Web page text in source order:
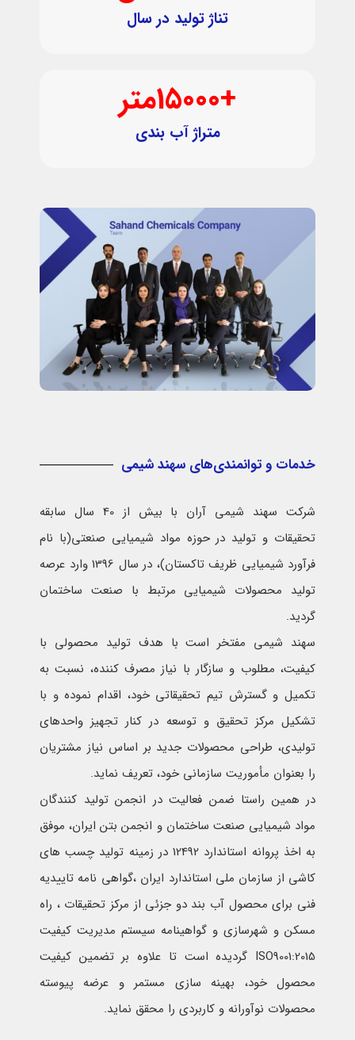
تناژ تولید در سال
متراژ آب بندی
+
15000متر
خدمات و توانمندی‌های سهند شیمی
شرکت سهند شیمی آران با بیش از 40 سال سابقه
تحقیقات و تولید در حوزه مواد شیمیایی صنعتی(با نام
فرآورد شیمیایی ظریف تاکستان)، در سال 1396 وارد عرصه
تولید محصولات شیمیایی مرتبط با صنعت ساختمان
گردید.
سهند شیمی مفتخر است با هدف تولید محصولی با
کیفیت، مطلوب و سازگار با نیاز مصرف کننده، نسبت به
تکمیل و گسترش تیم تحقیقاتی خود، اقدام نموده و با
تشکیل مرکز تحقیق و توسعه در کنار تجهیز واحدهای
تولیدی، طراحی محصولات جدید بر اساس نیاز مشتریان
را بعنوان مأموریت سازمانی خود، تعریف نماید.
در همین راستا ضمن فعالیت در انجمن تولید کنندگان
مواد شیمیایی صنعت ساختمان و انجمن بتن ایران، موفق
به اخذ پروانه استاندارد 12492 در زمینه تولید چسب های
کاشی از سازمان ملی استاندارد ایران ،گواهی نامه تاییدیه
فنی برای محصول آب بند دو جزئی از مرکز تحقیقات ، راه
مسکن و شهرسازی و گواهینامه سیستم مدیریت کیفیت
ISO9001:2015 گردیده است تا علاوه بر تضمین کیفیت
محصول خود، بهینه سازی مستمر و عرضه پیوسته
محصولات نوآورانه و کاربردی را محقق نماید.